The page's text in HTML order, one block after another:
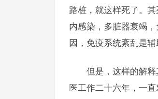
路桩，就这样死了。
内感染，多脏器衰竭
因，免疫系统紊乱是辅
但是，这样的解
医工作二十六年，一